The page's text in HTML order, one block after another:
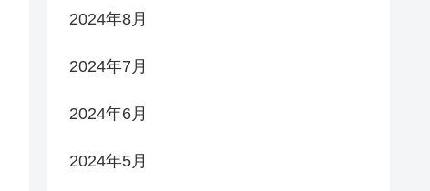
2024年8月
2024年7月
2024年6月
2024年5月